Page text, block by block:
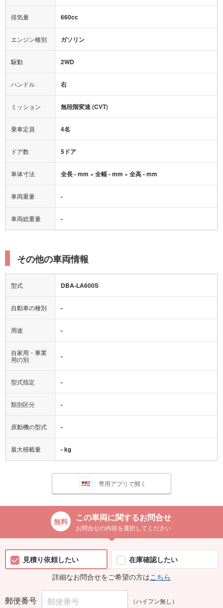
ミュージックプレイヤー接続可
後席モニター
サポカー
アクセル踏み間違い（誤発進）防止装置
アダプティブクルーズコントロール
ヒルディセントコントロール
オートマチックハイビーム
排気量 660cc
エンジン種別 ガソリン
駆動 2WD
ハンドル 右
ミッション 無段階変速 (CVT)
乗車定員 4名
ドア数 5ドア
車体寸法 全長 - mm × 全幅 - mm × 全高 - mm
車両重量 -
車両総重量 -
その他の車両情報
型式 DBA-LA600S
自動車の種別 -
用途 -
自家用・事業
用の別
-
型式指定 -
類別区分 -
原動機の型式 -
最大積載量 - kg
専用アプリで開く
この車両に関するお問合せ
お問合せの内容を選択してください
見積り依頼したい
在庫確認したい
詳細なお問合せをご希望の方はこちら
郵便番号 （ハイフン無し）